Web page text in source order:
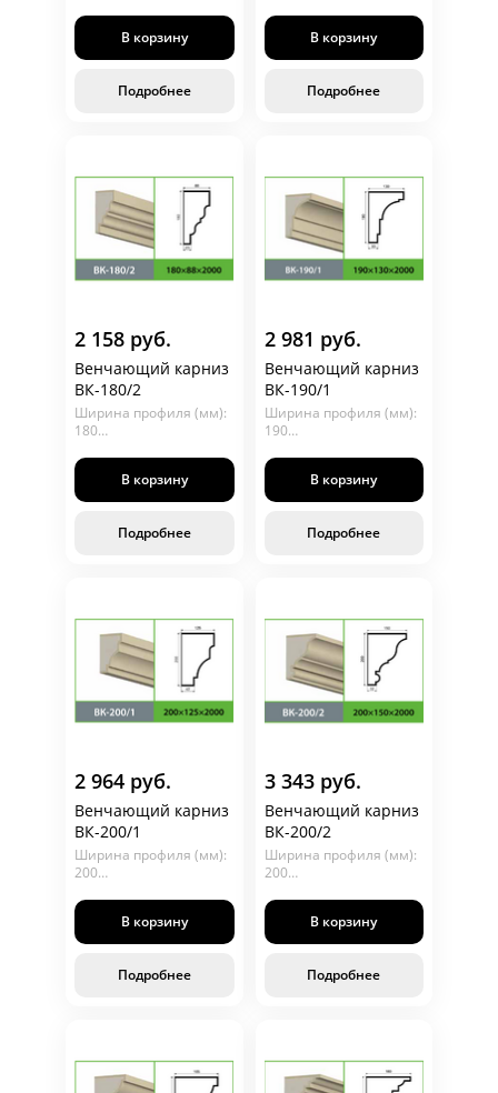
Длина (мм): 2000
В корзину
Подробнее
Длина (мм): 2000
Венчающий карниз
В корзину
Подробнее
2 158 руб.
Венчающий карниз
ВК-180/2
Ширина профиля (мм):
180
Длина (мм): 2000
В корзину
Подробнее
2 981 руб.
Венчающий карниз
ВК-190/1
Ширина профиля (мм):
190
Длина (мм): 2000
В корзину
Подробнее
2 964 руб.
Венчающий карниз
ВК-200/1
Ширина профиля (мм):
200
Длина (мм): 2000
В корзину
Подробнее
3 343 руб.
Венчающий карниз
ВК-200/2
Ширина профиля (мм):
200
Длина (мм): 2000
В корзину
Подробнее